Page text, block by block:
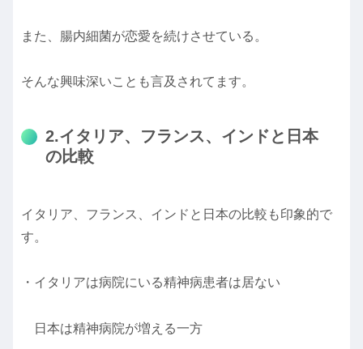
また、腸内細菌が恋愛を続けさせている。
そんな興味深いことも言及されてます。
2.イタリア、フランス、インドと日本
の比較
イタリア、フランス、インドと日本の比較も印象的で
す。
・イタリアは病院にいる精神病患者は居ない
日本は精神病院が増える一方